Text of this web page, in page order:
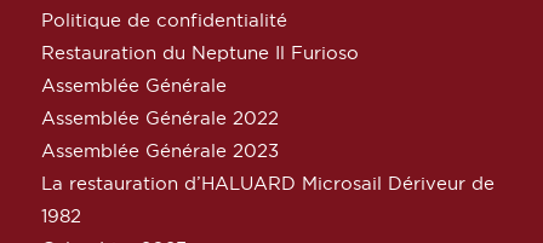
Politique de confidentialité
Restauration du Neptune Il Furioso
Assemblée Générale
Assemblée Générale 2022
Assemblée Générale 2023
La restauration d’HALUARD Microsail Dériveur de
1982